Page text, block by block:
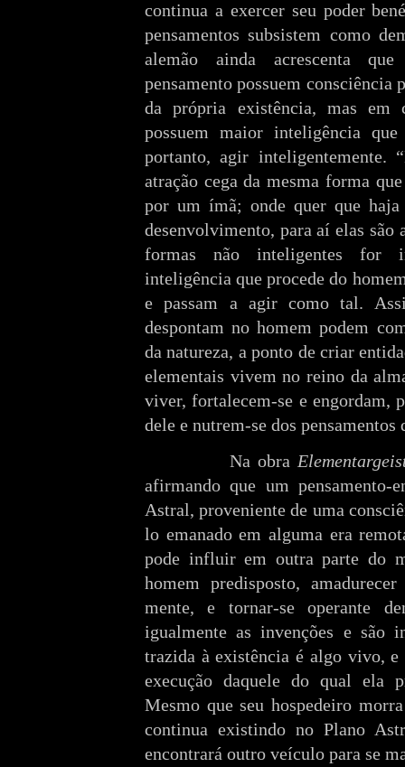
continua a exercer seu poder
pensamentos subsistem como
alemão ainda acrescenta
pensamento possuem consciência
da própria existência, mas em
possuem maior inteligência
portanto, agir inteligentemente.
atração cega da mesma forma
por um ímã; onde quer que haja
desenvolvimento, para aí elas são
formas não inteligentes for
inteligência que procede do
e passam a agir como tal.
despontam no homem podem
da natureza, a ponto de criar
elementais vivem no reino da
viver, fortalecem-se e
dele e nutrem-se dos pensamentos
Na obra
afirmando que um pensamento-
Astral, proveniente de uma
lo emanado em alguma era
pode influir em outra parte do
homem predisposto,
mente, e tornar-se operante
igualmente as invenções e são
trazida à existência é algo vivo,
execução daquele do qual ela
Mesmo que seu hospedeiro
continua existindo no Plano
encontrará outro veículo para se